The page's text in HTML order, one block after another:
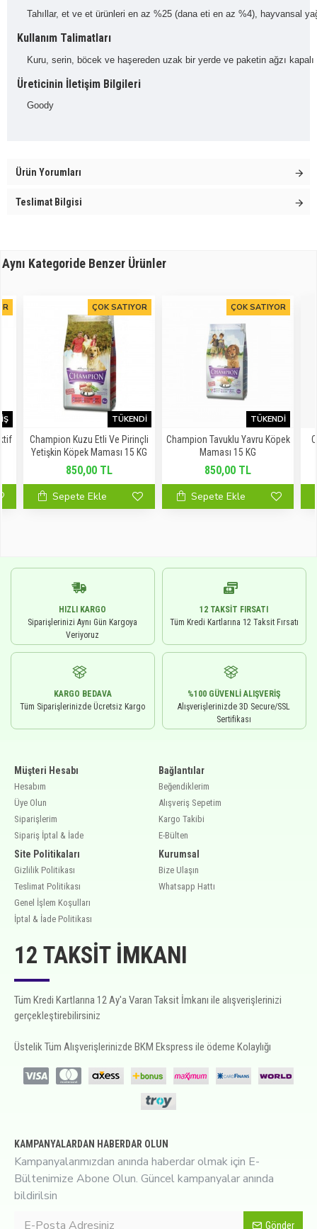
Tahıllar, et ve et ürünleri en az %25 (dana eti en az %4), hayvansal
Kullanım Talimatları
Kuru, serin, böcek ve haşereden uzak bir yerde ve paketin ağzı kapalı
Üreticinin İletişim Bilgileri
Goody
Ürün Yorumları
Teslimat Bilgisi
Aynı Kategoride Benzer Ürünler
ÇOK SATIYOR
TÜKENDI
Champion Kuzu Etli Ve Pirinçli
Yetişkin Köpek Maması 15 KG
850,00 TL
Sepete Ekle
ÇOK SATIYOR
TÜKENDI
Champion Tavuklu Yavru Köpek
Maması 15 KG
850,00 TL
Sepete Ekle
HIZLI KARGO
Siparişlerinizi Aynı Gün Kargoya
Veriyoruz
12 TAKSIT FIRSATI
Tüm Kredi Kartlarına 12 Taksit Fırsatı
KARGO BEDAVA
Tüm Siparişlerinizde Ücretsiz Kargo
%100 GÜVENLI ALIŞVERIŞ
Alışverişlerinizde 3D Secure/SSL
Sertifikası
Müşteri Hesabı
Hesabım
Üye Olun
Siparişlerim
Sipariş İptal & İade
Site Politikaları
Gizlilik Politikası
Teslimat Politikası
Genel İşlem Koşulları
İptal & İade Politikası
Bağlantılar
Beğendiklerim
Alışveriş Sepetim
Kargo Takibi
E-Bülten
Kurumsal
Bize Ulaşın
Whatsapp Hattı
12 TAKSIT İMKANI
Tüm Kredi Kartlarına 12 Ay'a Varan Taksit İmkanı ile alışverişlerinizi
gerçekleştirebilirsiniz
Üstelik Tüm Alışverişlerinizde BKM Ekspress ile ödeme Kolaylığı
KAMPANYALARDAN HABERDAR OLUN
Kampanyalarımızdan anında haberdar olmak için E-
Bültenimize Abone Olun. Güncel kampanyalar anında
bildirilsin
Gönder